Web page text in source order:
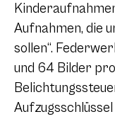
Aufnahmen, die
sollen“.
und 64 Bilder